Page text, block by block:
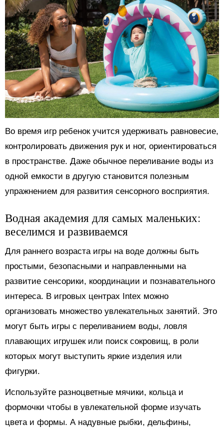
Во время игр ребенок учится удерживать равновесие,
контролировать движения рук и ног, ориентироваться
в пространстве. Даже обычное переливание воды из
одной емкости в другую становится полезным
упражнением для развития сенсорного восприятия.
Водная академия для самых маленьких:
веселимся и развиваемся
Для раннего возраста игры на воде должны быть
простыми, безопасными и направленными на
развитие сенсорики, координации и познавательного
интереса. В игровых центрах Intex можно
организовать множество увлекательных занятий. Это
могут быть игры с переливанием воды, ловля
плавающих игрушек или поиск сокровищ, в роли
которых могут выступить яркие изделия или
фигурки.
Используйте разноцветные мячики, кольца и
формочки чтобы в увлекательной форме изучать
цвета и формы. А надувные рыбки, дельфины,